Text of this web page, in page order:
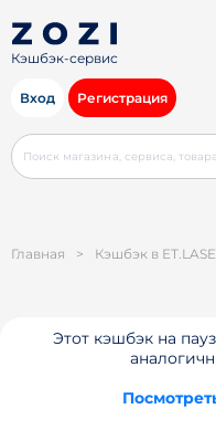
Кэшбэк-сервис
Вход Регистрация
Главная > Кэшбэк в
Этот кэшбэк на